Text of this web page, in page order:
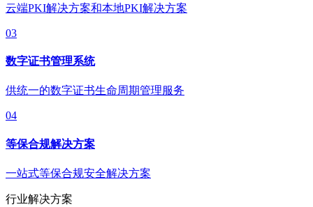
云端PKI解决方案和本地PKI解决方案
03
数字证书管理系统
供统一的数字证书生命周期管理服务
04
等保合规解决方案
一站式等保合规安全解决方案
行业解决方案